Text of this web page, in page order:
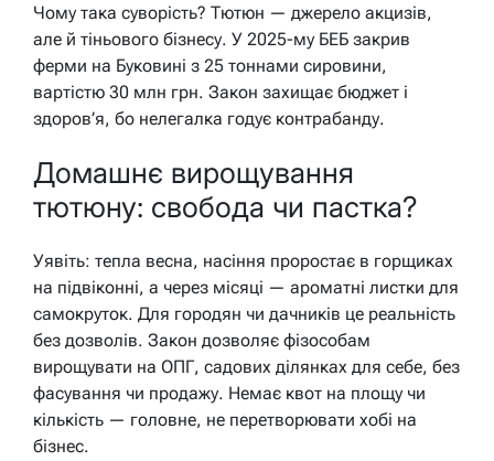
Чому така суворість? Тютюн — джерело акцизів,
але й тіньового бізнесу. У 2025-му БЕБ закрив
ферми на Буковині з 25 тоннами сировини,
вартістю 30 млн грн. Закон захищає бюджет і
здоров’я, бо нелегалка годує контрабанду.
Домашнє вирощування
тютюну: свобода чи пастка?
Уявіть: тепла весна, насіння проростає в горщиках
на підвіконні, а через місяці — ароматні листки для
самокруток. Для городян чи дачників це реальність
без дозволів. Закон дозволяє фізособам
вирощувати на ОПГ, садових ділянках для себе, без
фасування чи продажу. Немає квот на площу чи
кількість — головне, не перетворювати хобі на
бізнес.